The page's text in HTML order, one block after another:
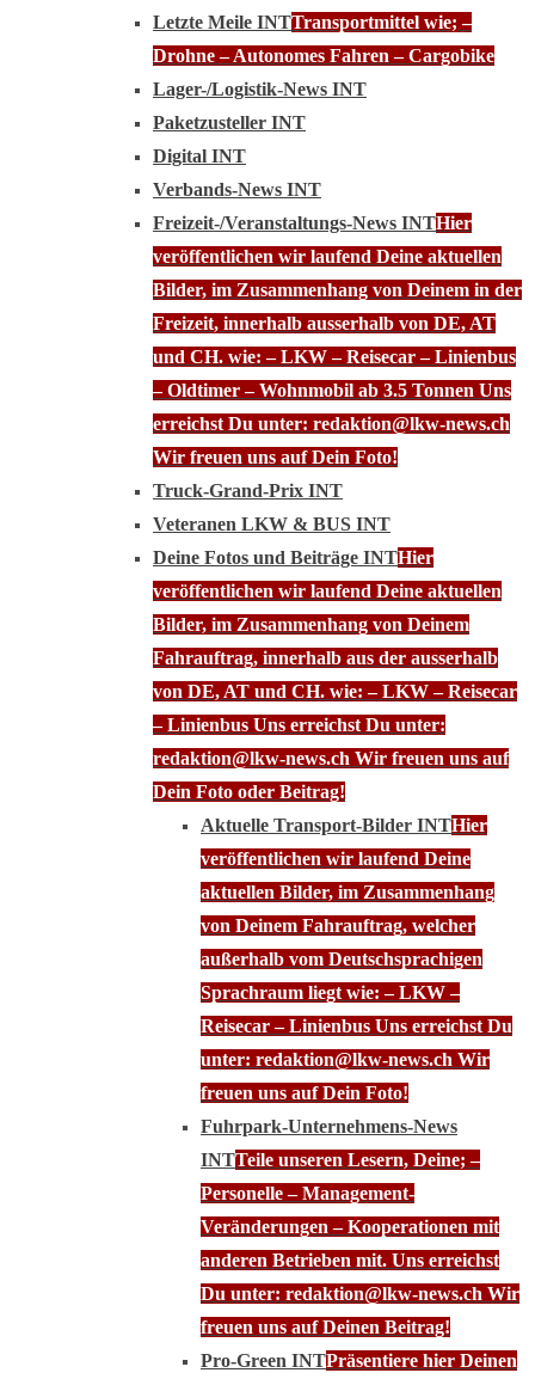
Letzte Meile INTTransportmittel wie; –
Drohne – Autonomes Fahren – Cargobike
Lager-/Logistik-News INT
Paketzusteller INT
Digital INT
Verbands-News INT
Freizeit-/Veranstaltungs-News INTHier
veröffentlichen wir laufend Deine aktuellen
Bilder, im Zusammenhang von Deinem in der
Freizeit, innerhalb ausserhalb von DE, AT
und CH. wie: – LKW – Reisecar – Linienbus
– Oldtimer – Wohnmobil ab 3.5 Tonnen Uns
erreichst Du unter: redaktion@lkw-news.ch
Wir freuen uns auf Dein Foto!
Truck-Grand-Prix INT
Veteranen LKW & BUS INT
Deine Fotos und Beiträge INTHier
veröffentlichen wir laufend Deine aktuellen
Bilder, im Zusammenhang von Deinem
Fahrauftrag, innerhalb aus der ausserhalb
von DE, AT und CH. wie: – LKW – Reisecar
– Linienbus Uns erreichst Du unter:
redaktion@lkw-news.ch Wir freuen uns auf
Dein Foto oder Beitrag!
Aktuelle Transport-Bilder INTHier
veröffentlichen wir laufend Deine
aktuellen Bilder, im Zusammenhang
von Deinem Fahrauftrag, welcher
außerhalb vom Deutschsprachigen
Sprachraum liegt wie: – LKW –
Reisecar – Linienbus Uns erreichst Du
unter: redaktion@lkw-news.ch Wir
freuen uns auf Dein Foto!
Fuhrpark-Unternehmens-News
INTTeile unseren Lesern, Deine; –
Personelle – Management-
Veränderungen – Kooperationen mit
anderen Betrieben mit. Uns erreichst
Du unter: redaktion@lkw-news.ch Wir
freuen uns auf Deinen Beitrag!
Pro-Green INTPräsentiere hier Deinen